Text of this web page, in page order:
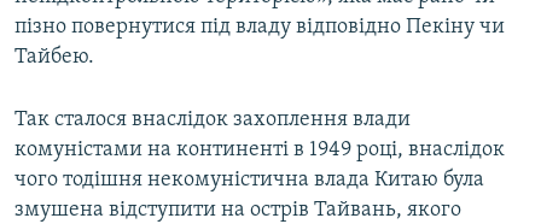
пізно повернутися під владу відповідно Пекіну чи
Тайбею.
Так сталося внаслідок захоплення влади
комуністами на континенті в 1949 році, внаслідок
чого тодішня некомуністична влада Китаю була
змушена відступити на острів Тайвань, якого